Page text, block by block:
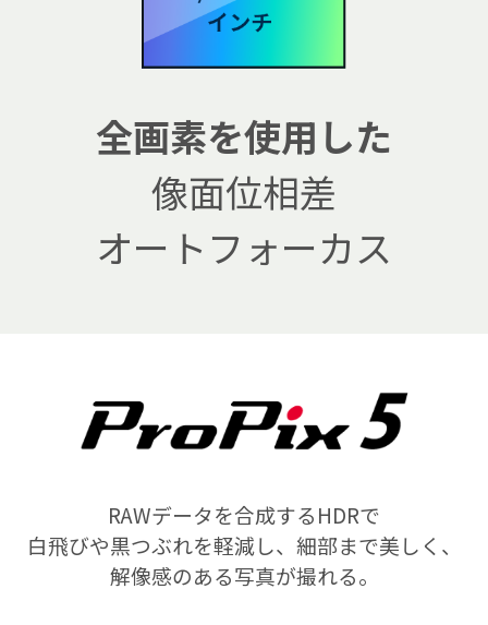
一覧を見る
全画素を使用した
像面位相差
オートフォーカス
RAWデータを合成するHDRで
白飛びや黒つぶれを軽減し、 細部まで美しく、
解像感のある写真が撮れる。